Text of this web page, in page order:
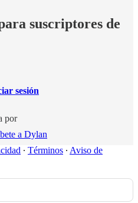
suscriptores de
sesión
por
a Dylan
∙ Términos ∙ Aviso de